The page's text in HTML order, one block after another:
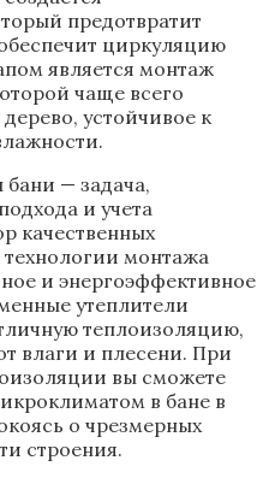
предотвратит
циркуляцию
является монтаж
чаще всего
устойчивое к
бани — задача,
и учета
качественных
монтажа
и энергоэффективное
утеплители
теплоизоляцию,
влаги и плесени. При
вы сможете
в бане в
о чрезмерных
строения.